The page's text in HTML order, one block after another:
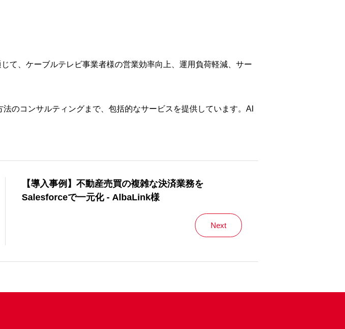
て、ケーブルテレビ事業者様の営業効率向上、運用負荷軽減、サー
のコンサルティングまで、包括的なサービスを提供しています。AI
【導入事例】不動産売買の複雑な決済業務を
Salesforceで一元化 - AlbaLink様
Next